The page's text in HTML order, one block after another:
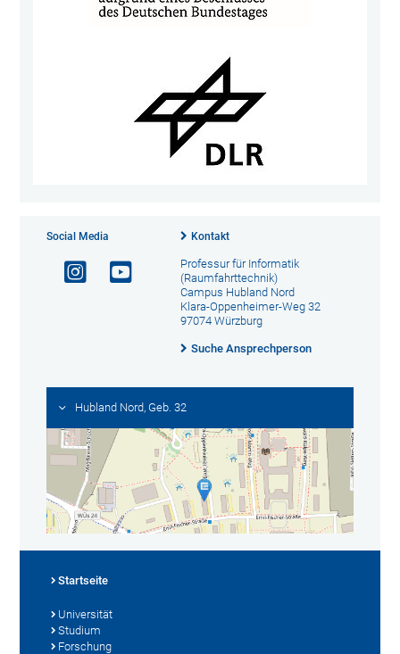
Social Media Kontakt
Professur für Informatik
(Raumfahrttechnik)
Campus Hubland Nord
Klara-Oppenheimer-Weg 32
97074 Würzburg
Suche Ansprechperson
Hubland Nord, Geb. 32
Startseite
Universität
Studium
Forschung